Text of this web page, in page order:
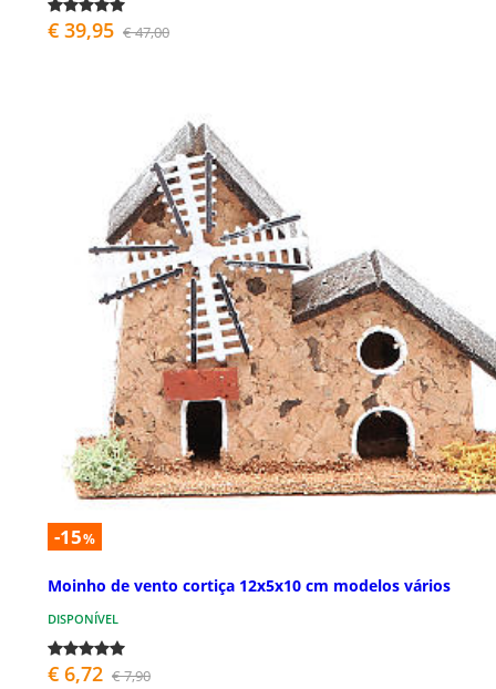
€ 39,95 € 47,00
-15%
Moinho de vento cortiça 12x5x10 cm modelos vários
DISPONÍVEL
€ 6,72 € 7,90